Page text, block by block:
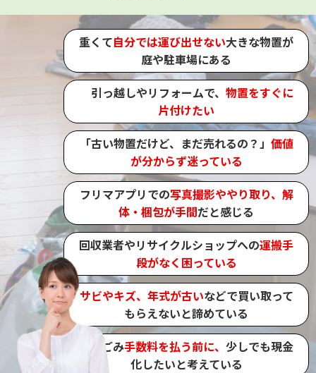
重くて自分では運び出せない大きな物置が
庭や駐車場にある
引っ越しやリフォームで、 物置をすぐに
片付けたい
「古い物置だけど、まだ売れるの？」 価値
が分からず迷っている
フリマアプリでの写真撮影ややり取り、解
体・梱包が手間だと感じる
回収業者やリサイクルショップへの運搬手
段がなく困っている
サビやキズ、年式が古いなどで買い取って
もらえないと諦めている
粗大ごみ手数料を払う前に、 少しでも現金
化したいと考えている